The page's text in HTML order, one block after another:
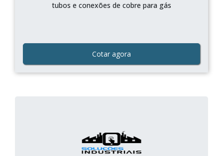
tubos e conexões de cobre para gás
Cotar agora